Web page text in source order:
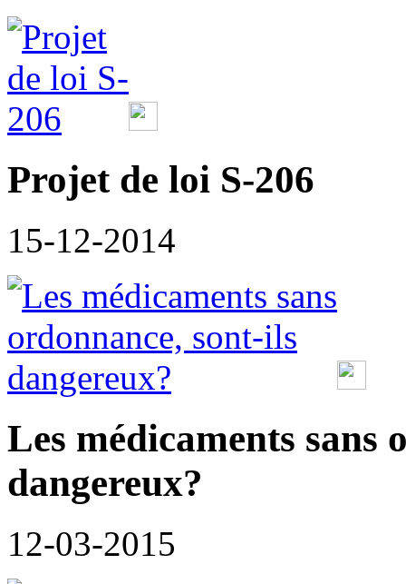
Projet de loi S-206
15-12-2014
Les médicaments sans
dangereux?
12-03-2015